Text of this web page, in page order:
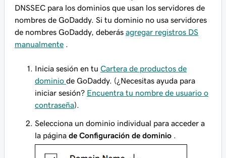
DNSSEC para los dominios que usan los servidores de
nombres de GoDaddy. Si tu dominio no usa servidores
de nombres GoDaddy, deberás agregar registros DS
manualmente
Inicia sesión en tu Cartera de productos de
dominio de GoDaddy. (¿Necesitas ayuda para
iniciar sesión? Encuentra tu nombre de usuario o
contraseña).
Selecciona un dominio individual para acceder a
la página de Configuración de dominio